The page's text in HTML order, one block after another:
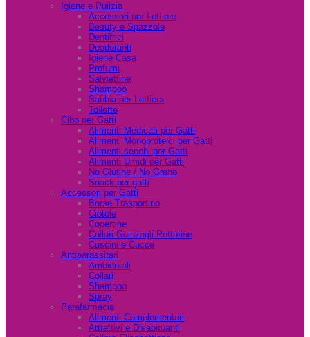
Igiene e Pulizia
Accessori per Lettiere
Beauty e Spazzole
Dentifrici
Deodoranti
Igiene Casa
Profumi
Salviettine
Shampoo
Sabbia per Lettiera
Toilette
Cibo per Gatti
Alimenti Medicati per Gatti
Alimenti Monoproteici per Gatti
Alimenti secchi per Gatti
Alimenti Umidi per Gatti
No Glutine / No Grano
Snack per gatti
Accessori per Gatti
Borse Trasportino
Ciotole
Copertine
Collari-Guinzagli-Pettorine
Cuscini e Cucce
Antiparassitari
Ambientali
Collari
Shampoo
Spray
Parafarmacia
Alimenti Complementari
Attrattivi e Disabituanti